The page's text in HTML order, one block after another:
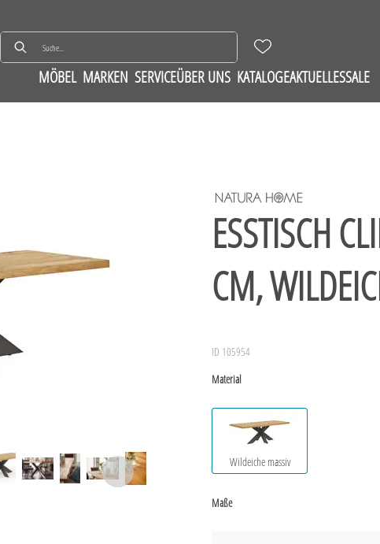
MÖBEL MARKEN SERVICEÜBER UNS KATALOGEAKTUELLESSALE
ESSTISCH
CM,
ID 105954
Material
Wildeiche massiv
Maße